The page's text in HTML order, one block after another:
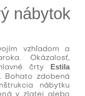
nábytok
vzhľadom a
Okázalosť,
črty Estila
Bohato zdobená
nábytku
v zlatej alebo